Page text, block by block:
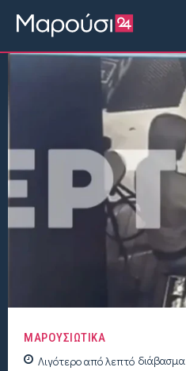
ΜΑΡΟΥΣΙΩΤΙΚΑ
Λιγότερο απόλεπτό διάβασμα